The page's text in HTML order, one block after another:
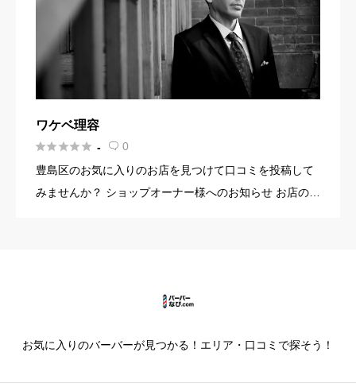
ワケベ理容
 -  0
豊島区のお気に入りのお店を見つけて口コミを投稿して
みませんか？ ショップオーナー様へのお知らせ お店の魅
お気に入りのバーバーが見つかる！エリア・口コミで探そう！